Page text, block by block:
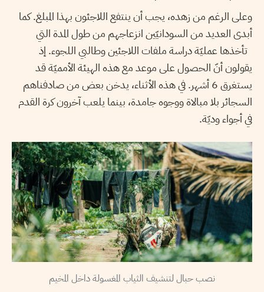
وعلى الرغم من زهده، يجب أن ينتفع اللاجئون بهذا المبلغ. كما
أبدى العديد من السودانيّين انزعاجهم من طول المدة التي
تأخذها عمليّة دراسة ملفات اللاجئين وطالبي اللجوء. إذ
يقولون أنّ الحصول على موعد مع هذه الهيئة الأمميّة قد
يستغرق 6 أشهر. في هذه الأثناء، يدخن بعض من صادفناهم
السجائر بلا مبالاة ووجوه جامدة، بينما يلعب آخرون كرة القدم
في أجواء وديّة.
نصب حبال لتنشيف الثياب المغسولة داخل المخيم